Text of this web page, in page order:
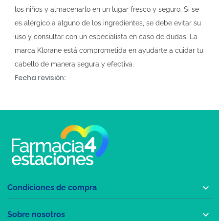
los niños y almacenarlo en un lugar fresco y seguro. Si se
es alérgico a alguno de los ingredientes, se debe evitar su
uso y consultar con un especialista en caso de dudas. La
marca Klorane está comprometida en ayudarte a cuidar tu
cabello de manera segura y efectiva.
Fecha revisión:
Condiciones de compra 
Sobre nosotros 